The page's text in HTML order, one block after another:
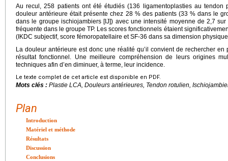
Au recul, 258 patients ont été étudiés (136 ligamentoplasties au tendon
douleur antérieure était présente chez 28 % des patients (33 % dans le
dans le groupe ischiojambiers [IJ]) avec une intensité moyenne de 2,7
fréquente dans le groupe TP. Les scores fonctionnels étaient
(IKDC subjectif, score fémoropatellaire et SF-36 dans sa dimension
La douleur antérieure est donc une réalité qu’il convient de rechercher
résultat fonctionnel. Une meilleure compréhension de leurs origines
techniques afin d’en diminuer, à terme, leur incidence.
Le texte complet de cet article est disponible en PDF.
Mots clés : Plastie LCA, Douleurs antérieures, Tendon rotulien,
Plan
Introduction
Matériel et méthode
Résultats
Discussion
Conclusions